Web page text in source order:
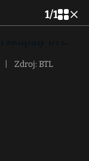
1/1
Zdroj: BTL